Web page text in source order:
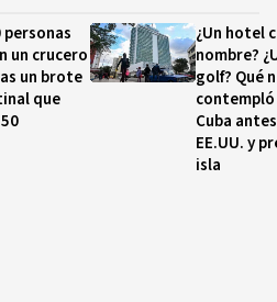
personas
un crucero
un brote
que
¿Un hotel
nombre?
golf? Qué
contempló
Cuba
EE.UU. y
isla